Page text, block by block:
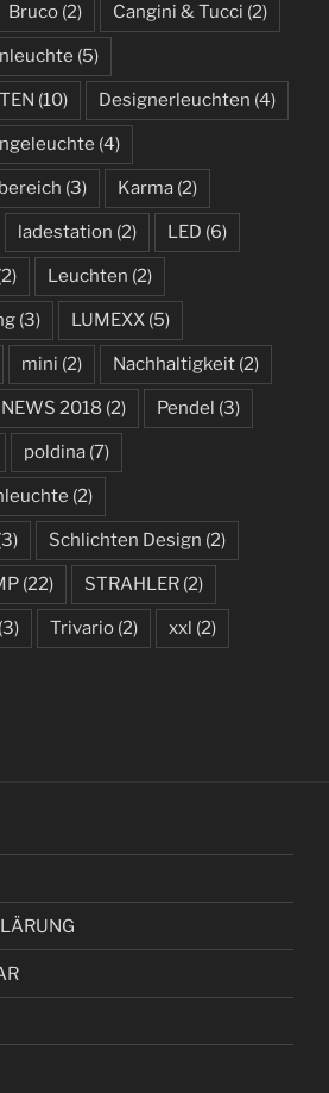
Bruco (2) Cangini & Tucci (2)
(5)
(10) Designerleuchten (4)
(4)
(3) Karma (2)
ladestation (2) LED (6)
Leuchten (2)
(3) LUMEXX (5)
mini (2) Nachhaltigkeit (2)
NEWS 2018 (2) Pendel (3)
poldina (7)
(2)
Schlichten Design (2)
(22) STRAHLER (2)
(3) Trivario (2) xxl (2)